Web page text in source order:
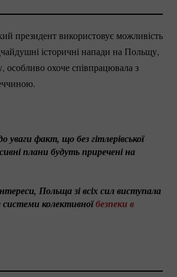
президент використовує можливість
історичні напади на Польщу,
особливо охоче співпрацювала з
уваги факт, що без гітлерівської
плани будуть приречені на
Польща зі всіх сил виступала
колективної безпеки в